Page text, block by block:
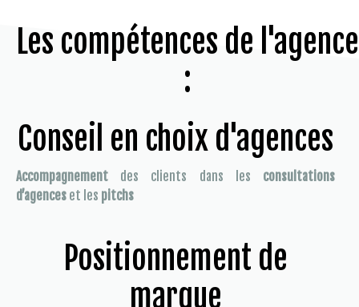
Les compétences de l'agence
:
Conseil en choix d'agences
Accompagnement des clients dans les consultations
d’agences et les pitchs
Positionnement de
marque